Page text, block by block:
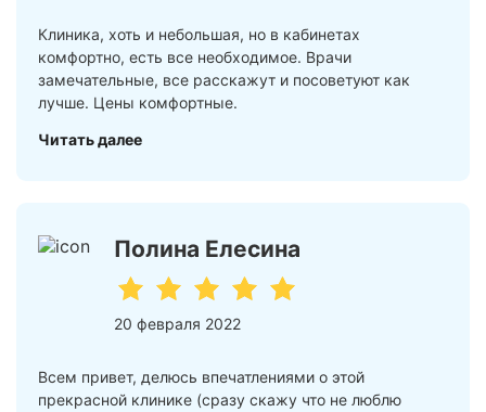
Клиника, хоть и небольшая, но в кабинетах
комфортно, есть все необходимое. Врачи
замечательные, все расскажут и посоветуют как
лучше. Цены комфортные.
Читать далее
Полина Елесина
20 февраля 2022
Всем привет, делюсь впечатлениями о этой
прекрасной клинике (сразу скажу что не люблю